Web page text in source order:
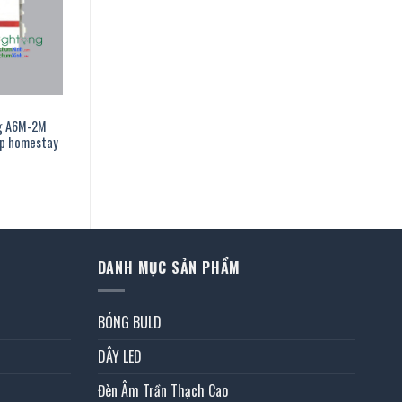
2M
homestay
DANH MỤC SẢN PHẨM
BÓNG BULD
DÂY LED
Đèn Âm Trần Thạch Cao